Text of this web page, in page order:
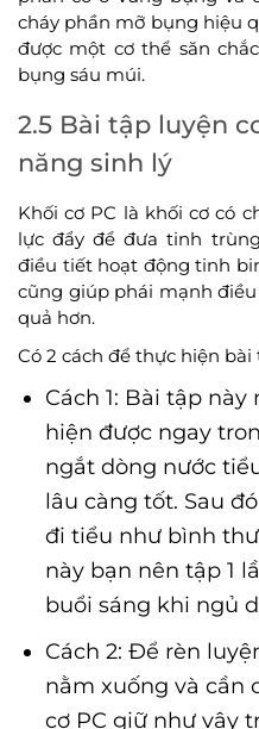
cháy phần mỡ bụng hiệu
được một cơ thể săn
bụng sáu múi.
2.5 Bài tập luyện
năng sinh lý
Khối cơ PC là khối cơ có
lực đẩy để đưa tinh
điều tiết hoạt động tinh
cũng giúp phái mạnh
quả hơn.
Có 2 cách để thực hiện bài
Cách 1: Bài tập
hiện được ngay
ngắt dòng nước
lâu càng tốt. Sau
đi tiểu như bình
này bạn nên tập 1
buổi sáng khi ngủ
Cách 2: Để rèn
nằm xuống và cần
cơ PC giữ như vậy